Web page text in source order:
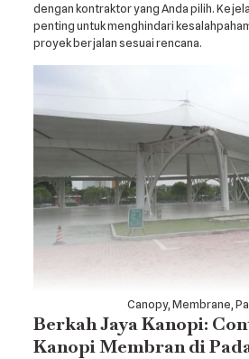
dengan kontraktor yang Anda pilih.
penting untuk menghindari
proyek berjalan sesuai rencana.
Canopy, Membrane,
Berkah Jaya Kanopi:
Kanopi Membran di